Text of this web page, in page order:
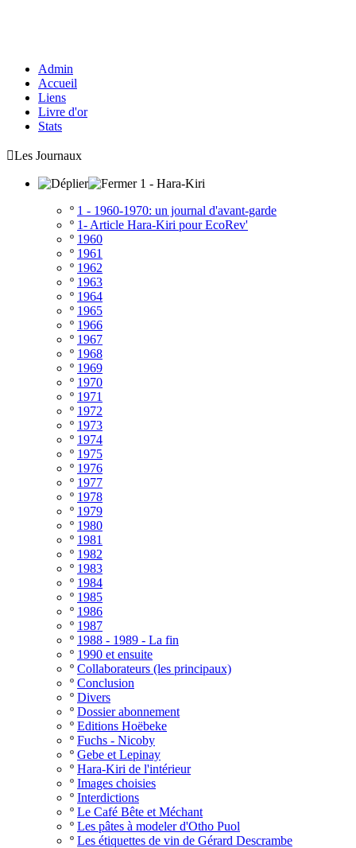
Admin
Accueil
Liens
Livre d'or
Stats
Les Journaux
1 - Hara-Kiri
º 1 - 1960-1970: un journal d'avant-garde
º 1- Article Hara-Kiri pour EcoRev'
º 1960
º 1961
º 1962
º 1963
º 1964
º 1965
º 1966
º 1967
º 1968
º 1969
º 1970
º 1971
º 1972
º 1973
º 1974
º 1975
º 1976
º 1977
º 1978
º 1979
º 1980
º 1981
º 1982
º 1983
º 1984
º 1985
º 1986
º 1987
º 1988 - 1989 - La fin
º 1990 et ensuite
º Collaborateurs (les principaux)
º Conclusion
º Divers
º Dossier abonnement
º Editions Hoëbeke
º Fuchs - Nicoby
º Gebe et Lepinay
º Hara-Kiri de l'intérieur
º Images choisies
º Interdictions
º Le Café Bête et Méchant
º Les pâtes à modeler d'Otho Puol
º Les étiquettes de vin de Gérard Descrambe